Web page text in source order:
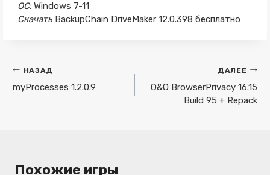
ОС: Windows 7-11
Скачать BackupChain DriveMaker 12.0.398 бесплатно
Навигация
по
НАЗАД
myProcesses 1.2.0.9
ДАЛЕЕ
O&O BrowserPrivacy 16.15
Build 95 + Repack
Похожие игры